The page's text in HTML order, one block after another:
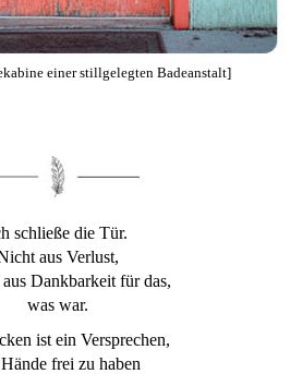
einer stillgelegten Badeanstalt]
schließe die Tür.
aus Verlust,
Dankbarkeit für das,
was war.
ist ein Versprechen,
frei zu haben